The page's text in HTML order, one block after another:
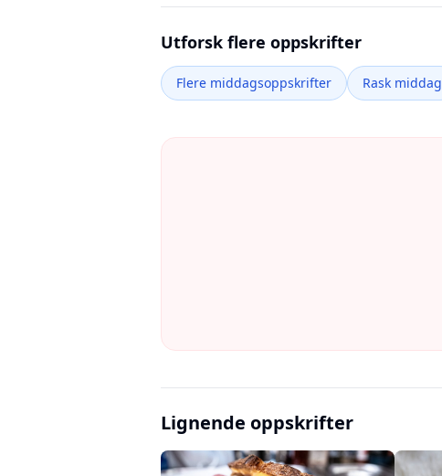
Utforsk flere oppskrifter
Flere middagsoppskrifter Rask middag
Lignende oppskrifter